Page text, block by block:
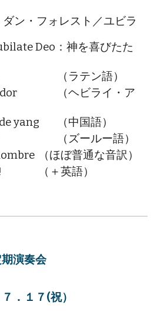
ン・フォレスト／ユビラ
Deo：神を喜びたた
（ラテン語）
（ヘビライ・ア
yang
（中国語）
（ズールー語）
（ほぼ普通な音訳）
（＋英語）
演奏会
．１７(祝）